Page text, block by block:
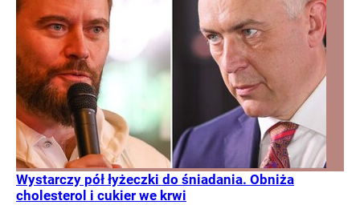
Wystarczy pół łyżeczki do śniadania. Obniża
cholesterol i cukier we krwi